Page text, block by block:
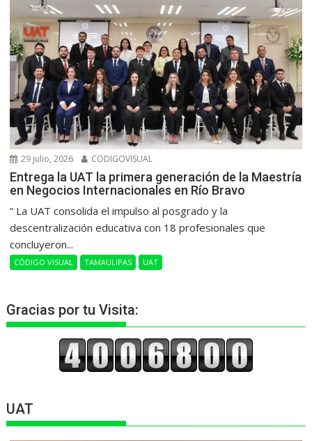
29 julio, 2026 CODIGOVISUAL
Entrega la UAT la primera generación de la Maestría
en Negocios Internacionales en Río Bravo
“ La UAT consolida el impulso al posgrado y la
descentralización educativa con 18 profesionales que
concluyeron...
CÓDIGO VISUAL TAMAULIPAS UAT
Gracias por tu Visita:
UAT